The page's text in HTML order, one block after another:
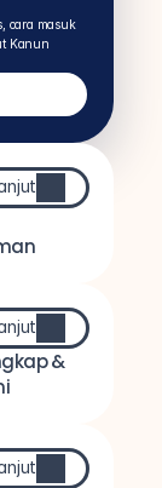
cara masuk
Kanun
&